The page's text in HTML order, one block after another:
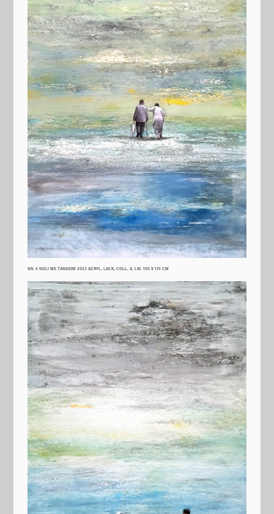
NR. 4 NOLI ME TANGERE 2023 ACRYL, LACK, COLL. A. LW. 150 X 115 CM